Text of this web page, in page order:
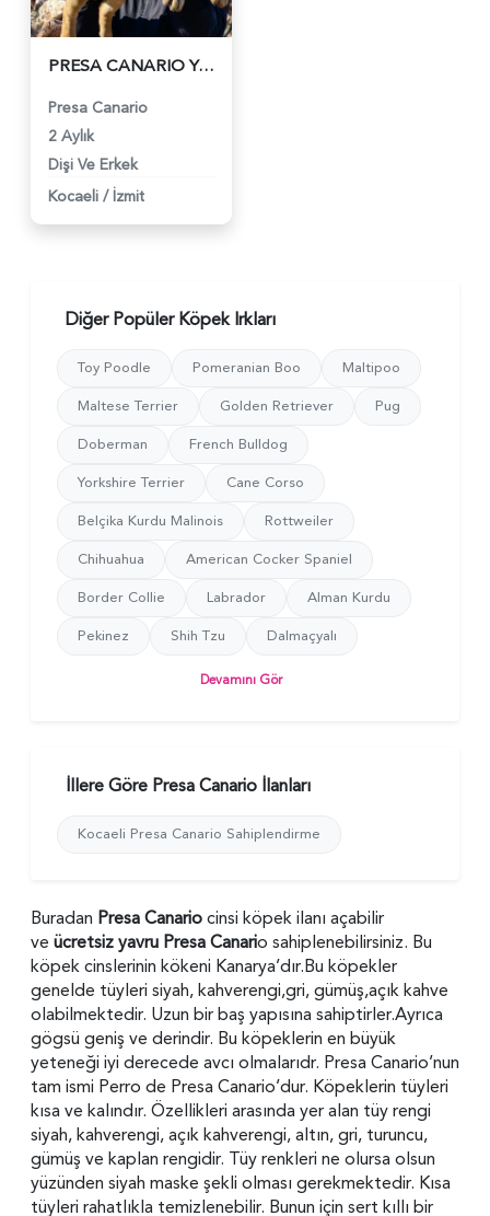
PRESA CANARIO YAVRU FCI KIF A SCR - 4120
Presa Canario
2 Aylık
Dişi Ve Erkek
Kocaeli / İzmit
Diğer Popüler Köpek Irkları
Toy Poodle Pomeranian Boo
Maltipoo
Maltese Terrier
Golden Retriever
Pug
Doberman
French Bulldog
Yorkshire Terrier
Cane Corso
Belçika Kurdu Malinois
Rottweiler
Chihuahua
American Cocker Spaniel
Border Collie
Labrador
Alman Kurdu
Pekinez
Shih Tzu Dalmaçyalı
Devamını Gör
İllere Göre Presa Canario İlanları
Kocaeli Presa Canario Sahiplendirme
Buradan Presa Canariocinsi köpek ilanı açabilir
ve ücretsiz yavru Presa Canario sahiplenebilirsiniz. Bu
köpek cinslerinin kökeni Kanarya’dır.Bu köpekler
genelde tüyleri siyah, kahverengi,gri, gümüş,açık kahve
olabilmektedir. Uzun bir baş yapısına sahiptirler.Ayrıca
gögsü geniş ve derindir. Bu köpeklerin en büyük
yeteneği iyi derecede avcı olmalarıdr. Presa Canario’nun
tam ismi Perro de Presa Canario’dur. Köpeklerin tüyleri
kısa ve kalındır. Özellikleri arasında yer alan tüy rengi
siyah, kahverengi, açık kahverengi, altın, gri, turuncu,
gümüş ve kaplan rengidir. Tüy renkleri ne olursa olsun
yüzünden siyah maske şekli olması gerekmektedir. Kısa
tüyleri rahatlıkla temizlenebilir. Bunun için sert kıllı bir